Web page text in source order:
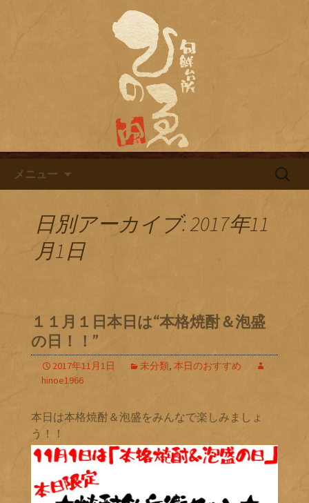
名古屋市栄にある居酒屋「旬鮮
台所ひのゑ」のブログ
名古屋市栄にある居酒屋「旬鮮台所ひ
のゑ（ひのえ）」。豊富な焼酎と海鮮
料理を中心とした、お酒に合う肴を楽
しめるお店です。季節で変わるおすす
めメニューや日替わりランチの新着情
報を随時更新中。
メニュー
検
日別アーカイブ: 2017年11
月1日
１１月１日本日は“本格焼酎＆泡盛
の日！！”
2017年11月1日 未分類, 本日のおすすめ
hinoe1966
本日は本格焼酎＆泡盛をみんなで楽しみましょ
う！！